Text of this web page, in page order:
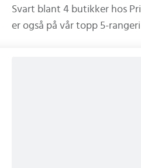
Svart blant 4 butikker hos
er også på vår topp 5-